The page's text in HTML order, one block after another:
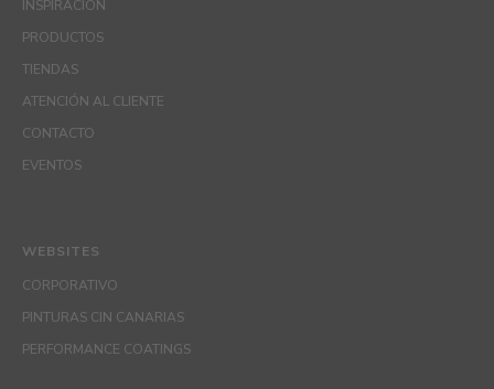
INSPIRACIÓN
PRODUCTOS
TIENDAS
ATENCIÓN AL CLIENTE
CONTACTO
EVENTOS
WEBSITES
CORPORATIVO
PINTURAS CIN CANARIAS
PERFORMANCE COATINGS